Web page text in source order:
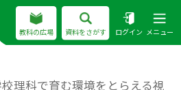
教科の広場 資料をさがす ログイン メニュー
理科で育む環境をとらえる視